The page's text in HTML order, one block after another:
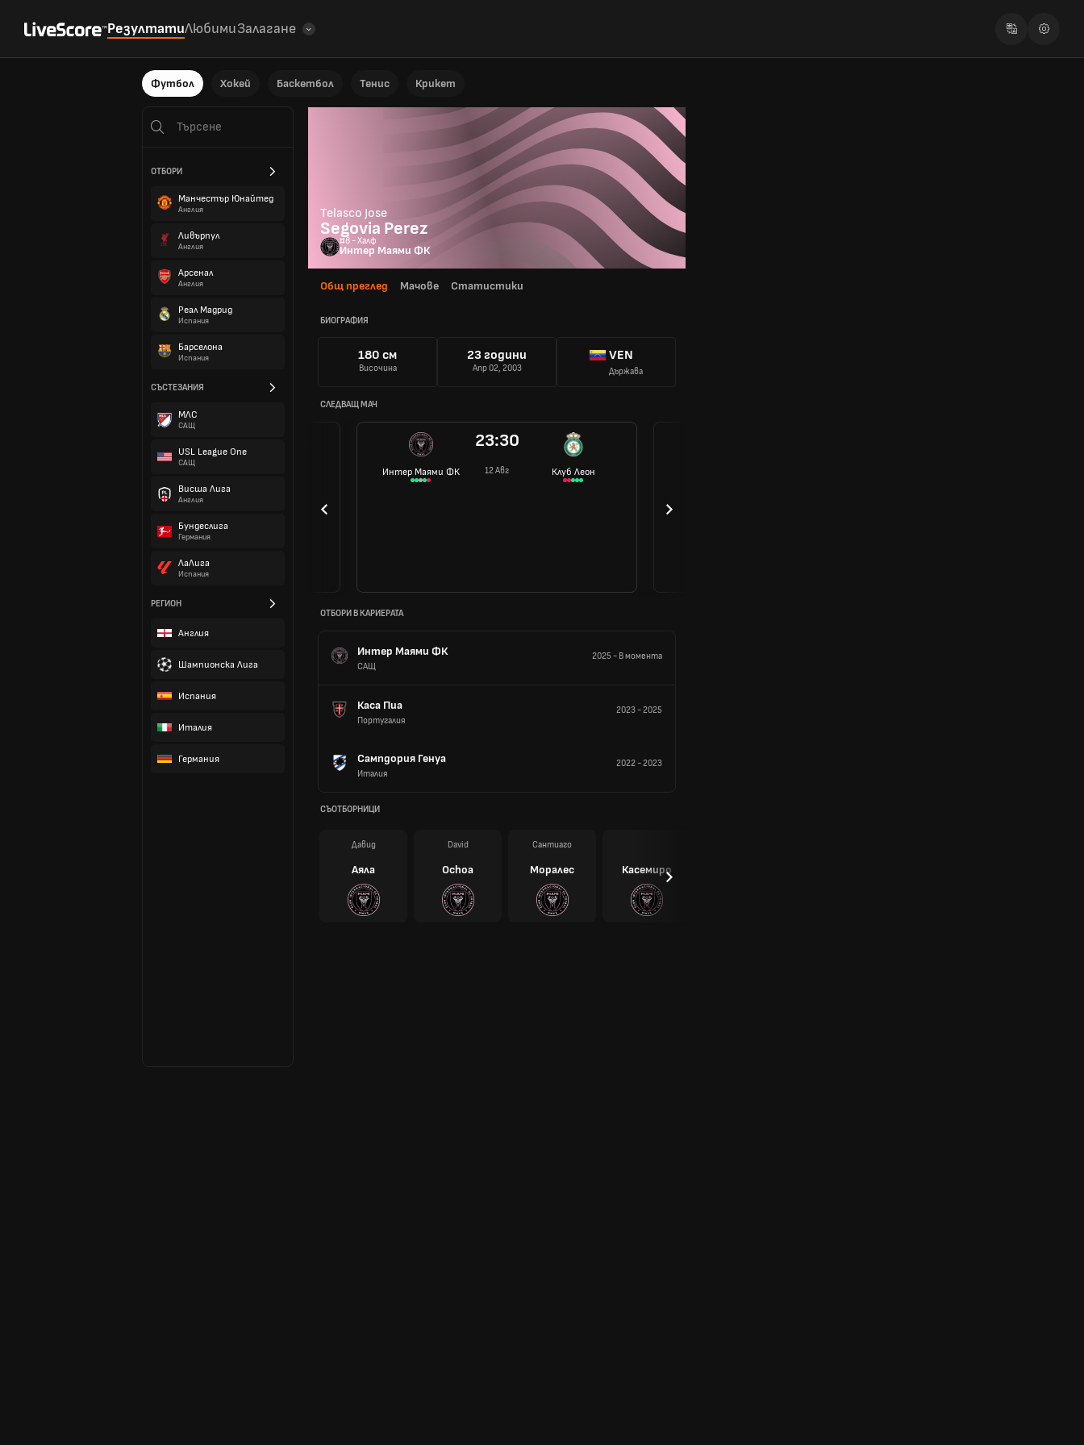
РезултатиЛюбимиЗалагане
Футбол Хокей Баскетбол Тенис Крикет
ОТБОРИ
Манчестър Юнайтед
Англия
Ливърпул
Англия
Арсенал
Англия
Реал Мадрид
Испания
Барселона
Испания
СЪСТЕЗАНИЯ
МЛС
САЩ
USL League One
САЩ
Висша Лига
Англия
Бундеслига
Германия
ЛаЛига
Испания
РЕГИОН
Англия
Шампионска Лига
Испания
Италия
Германия
Telasco Jose
Segovia Perez
#8 - Халф
Интер Маями ФК
Общ преглед Мачове Статистики
БИОГРАФИЯ
180 см
Височина
23 години
Апр 02, 2003
VEN
Държава
СЛЕДВАЩ МАЧ
Интер Маями ФК
23:30
12 Авг Клуб Леон
ОТБОРИ В КАРИЕРАТА
Интер Маями ФК
САЩ
2025 - В момента
Каса Пиа
Португалия
2023-2025
Сампдория Генуа
Италия
2022-2023
СЪОТБОРНИЦИ
Давид
Аяла
David
Ochoa
Сантиаго
Моралес Касемиро